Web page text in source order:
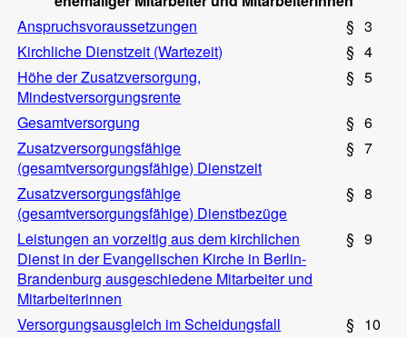
Anspruchsvoraussetzungen
§ 3
Kirchliche Dienstzeit (Wartezeit)
§ 4
Höhe der Zusatzversorgung,
Mindestversorgungsrente
§ 5
Gesamtversorgung § 6
Zusatzversorgungsfähige
(gesamtversorgungsfähige) Dienstzeit
§ 7
Zusatzversorgungsfähige
(gesamtversorgungsfähige) Dienstbezüge
§ 8
Leistungen an vorzeitig aus dem kirchlichen
Dienst in der Evangelischen Kirche in Berlin-
Brandenburg ausgeschiedene Mitarbeiter und
Mitarbeiterinnen
§ 9
Versorgungsausgleich im Scheidungsfall § 10